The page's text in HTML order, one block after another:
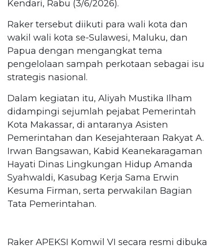
Kendari, Rabu (3/6/2026).
Raker tersebut diikuti para wali kota dan
wakil wali kota se-Sulawesi, Maluku, dan
Papua dengan mengangkat tema
pengelolaan sampah perkotaan sebagai isu
strategis nasional.
Dalam kegiatan itu, Aliyah Mustika Ilham
didampingi sejumlah pejabat Pemerintah
Kota Makassar, di antaranya Asisten
Pemerintahan dan Kesejahteraan Rakyat A.
Irwan Bangsawan, Kabid Keanekaragaman
Hayati Dinas Lingkungan Hidup Amanda
Syahwaldi, Kasubag Kerja Sama Erwin
Kesuma Firman, serta perwakilan Bagian
Tata Pemerintahan.
Raker APEKSI Komwil VI secara resmi dibuka